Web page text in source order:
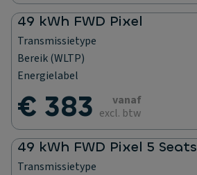
49 kWh FWD Pixel
Transmissietype
Bereik (WLTP)
Energielabel
€ 383
vanaf
excl. btw
49 kWh FWD Pixel 5 Seats
Transmissietype